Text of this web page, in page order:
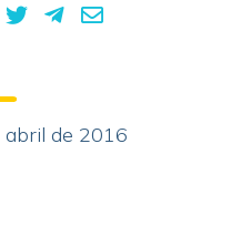
abril de 2016